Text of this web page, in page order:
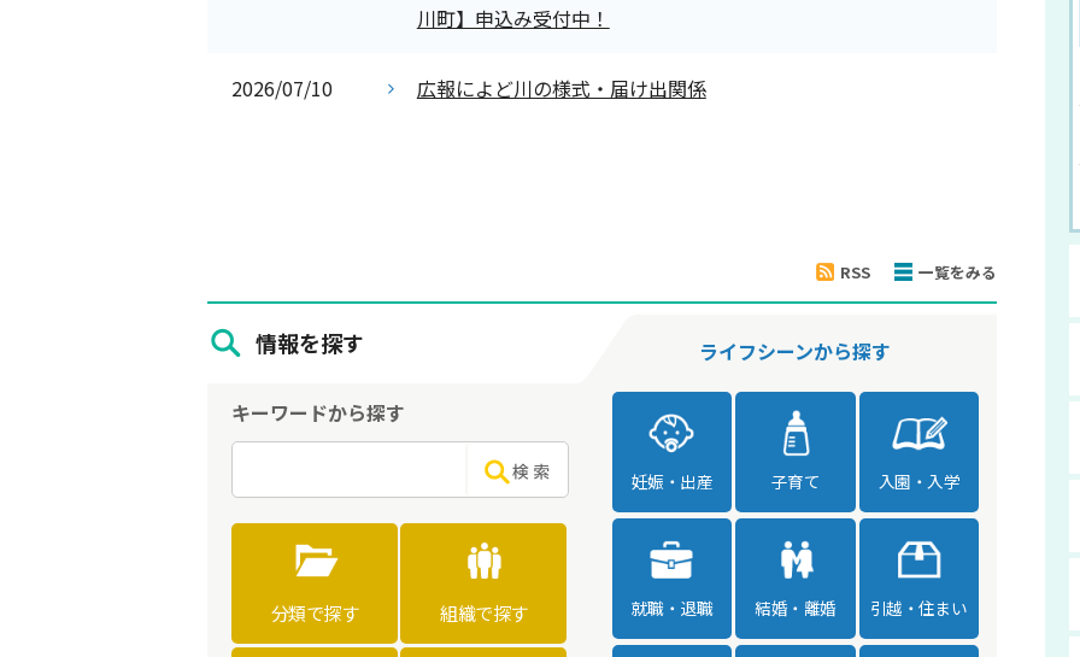
川町】申込み受付中！
2026/07/10 広報によど川の様式・届け出関係
一覧をみる
RSS
情報を探す
キーワードから探す
分類で探す 組織で探す
ライフシーンから探す
妊娠・出産 子育て 入園・入学
就職・退職 結婚・離婚 引越・住まい